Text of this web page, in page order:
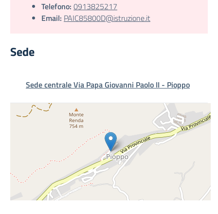
Telefono: 0913825217
Email: PAIC85800D@istruzione.it
Sede
Sede centrale Via Papa Giovanni Paolo II - Pioppo